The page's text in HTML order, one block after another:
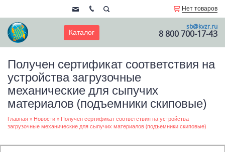
Нет товаров
Каталог
sb@kvzr.ru
8 800 700-17-43
Получен сертификат соответствия на
устройства загрузочные
механические для сыпучих
материалов (подъемники скиповые)
Главная » Новости » Получен сертификат соответствия на устройства
загрузочные механические для сыпучих материалов (подъемники скиповые)